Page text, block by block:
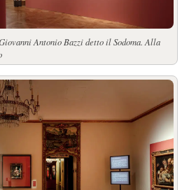
Antonio Bazzi detto il Sodoma. Alla